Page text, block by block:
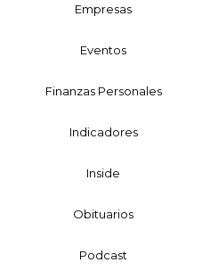
Empresas
Eventos
Finanzas Personales
Indicadores
Inside
Obituarios
Podcast